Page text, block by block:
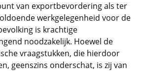
van exportbevordering als ter
werkgelegenheid voor de
is krachtige
noodzakelijk. Hoewel de
vraagstukken, die hierdoor
geenszins onderschat, is zij van